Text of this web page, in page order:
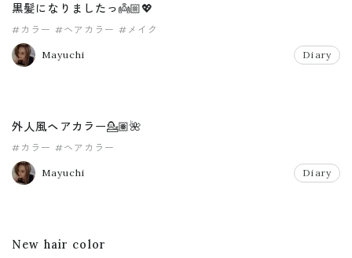
黒髪になりましたっ👼🏼💖
#カラー #ヘアカラー #メイク
Mayuchi Diary
外人風ヘアカラー💁🏽🌺
#カラー #ヘアカラー
Mayuchi Diary
New hair color